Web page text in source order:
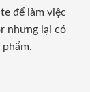
để làm việc
nhưng lại có